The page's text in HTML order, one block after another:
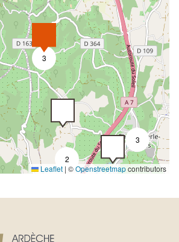
3
3
2
Leaflet | ©Openstreetmapcontributors